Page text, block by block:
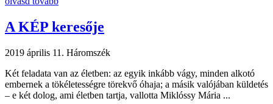
A KÉP keresője
2019 április 11. Háromszék
Két feladata van az életben: az egyik inkább vágy, minden alkotó
embernek a tökéletességre törekvő óhaja; a másik valójában küldetés
– e két dolog, ami életben tartja, vallotta Miklóssy Mária ...